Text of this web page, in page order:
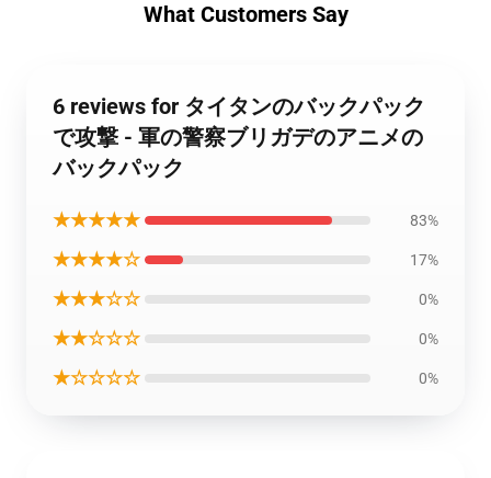
What Customers Say
6 reviews for タイタンのバックパック
で攻撃 - 軍の警察ブリガデのアニメの
バックパック
★★★★★ 83%
★★★★☆ 17%
★★★☆☆ 0%
★★☆☆☆ 0%
★☆☆☆☆ 0%